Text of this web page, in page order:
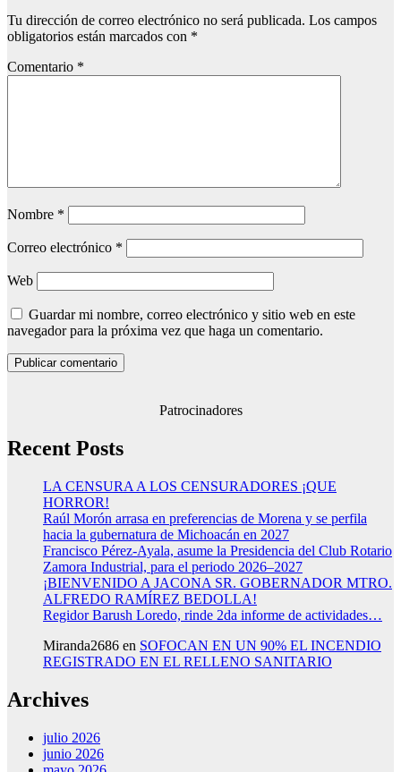
Tu dirección de correo electrónico no será publicada. Los campos
obligatorios están marcados con *
Comentario *
Nombre *
Correo electrónico *
Web
Guardar mi nombre, correo electrónico y sitio web en este
navegador para la próxima vez que haga un comentario.
Patrocinadores
Recent Posts
LA CENSURA A LOS CENSURADORES ¡QUE
HORROR!
Raúl Morón arrasa en preferencias de Morena y se perfila
hacia la gubernatura de Michoacán en 2027
Francisco Pérez-Ayala, asume la Presidencia del Club Rotario
Zamora Industrial, para el periodo 2026–2027
¡BIENVENIDO A JACONA SR. GOBERNADOR MTRO.
ALFREDO RAMÍREZ BEDOLLA!
Regidor Barush Loredo, rinde 2da informe de actividades…
Miranda2686 en SOFOCAN EN UN 90% EL INCENDIO
REGISTRADO EN EL RELLENO SANITARIO
Archives
julio 2026
junio 2026